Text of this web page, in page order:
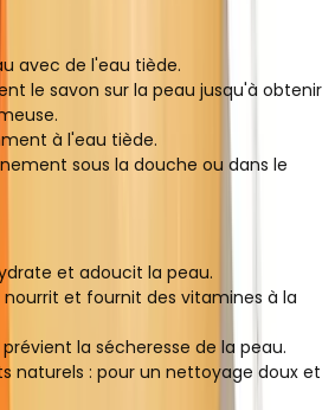
avec de l'eau tiède.
le savon sur la peau jusqu'à obtenir
à l'eau tiède.
sous la douche ou dans le
et adoucit la peau.
nourrit et fournit des vitamines à la
la sécheresse de la peau.
naturels : pour un nettoyage doux et